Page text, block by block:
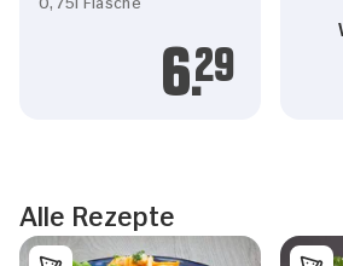
6.29
Alle Rezepte